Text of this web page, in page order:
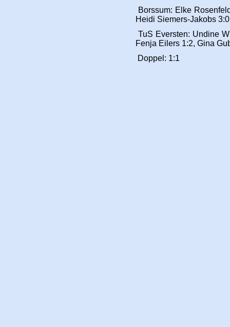
Borssum: Elke
Heidi Siemers-Jakobs
TuS Eversten: Undine
Fenja Eilers 1:2, Gina
Doppel: 1:1